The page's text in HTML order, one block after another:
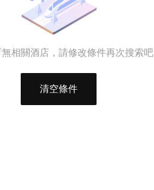
相關酒店，請修改條件再次搜索吧
清空條件